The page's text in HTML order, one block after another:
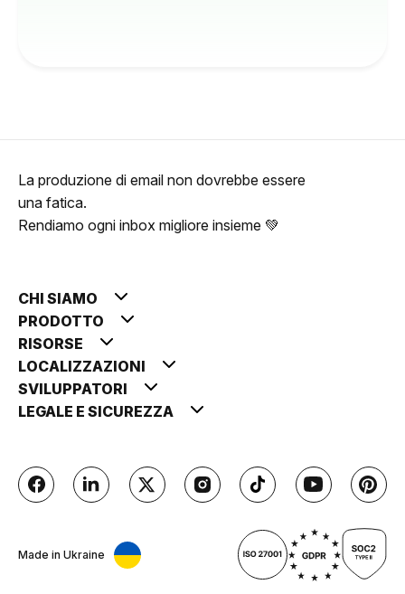
La produzione di email non dovrebbe essere
una fatica.
Rendiamo ogni inbox migliore insieme 💚
CHI SIAMO
PRODOTTO
RISORSE
LOCALIZZAZIONI
SVILUPPATORI
LEGALE E SICUREZZA
Made in Ukraine